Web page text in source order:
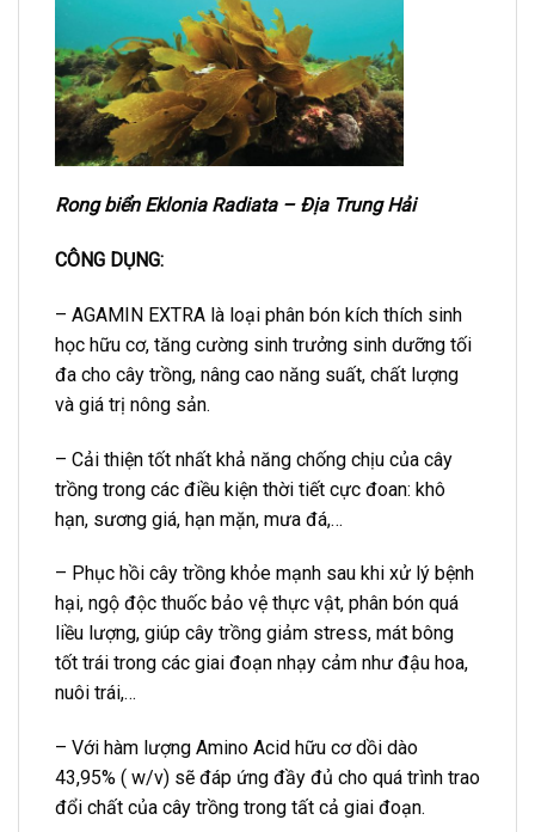
Rong biển Eklonia Radiata – Địa Trung Hải
CÔNG DỤNG:
– AGAMIN EXTRA là loại phân bón kích thích sinh
học hữu cơ, tăng cường sinh trưởng sinh dưỡng tối
đa cho cây trồng, nâng cao năng suất, chất lượng
và giá trị nông sản.
– Cải thiện tốt nhất khả năng chống chịu của cây
trồng trong các điều kiện thời tiết cực đoan: khô
hạn, sương giá, hạn mặn, mưa đá,…
– Phục hồi cây trồng khỏe mạnh sau khi xử lý bệnh
hại, ngộ độc thuốc bảo vệ thực vật, phân bón quá
liều lượng, giúp cây trồng giảm stress, mát bông
tốt trái trong các giai đoạn nhạy cảm như đậu hoa,
nuôi trái,…
– Với hàm lượng Amino Acid hữu cơ dồi dào
43,95% ( w/v) sẽ đáp ứng đầy đủ cho quá trình trao
đổi chất của cây trồng trong tất cả giai đoạn.